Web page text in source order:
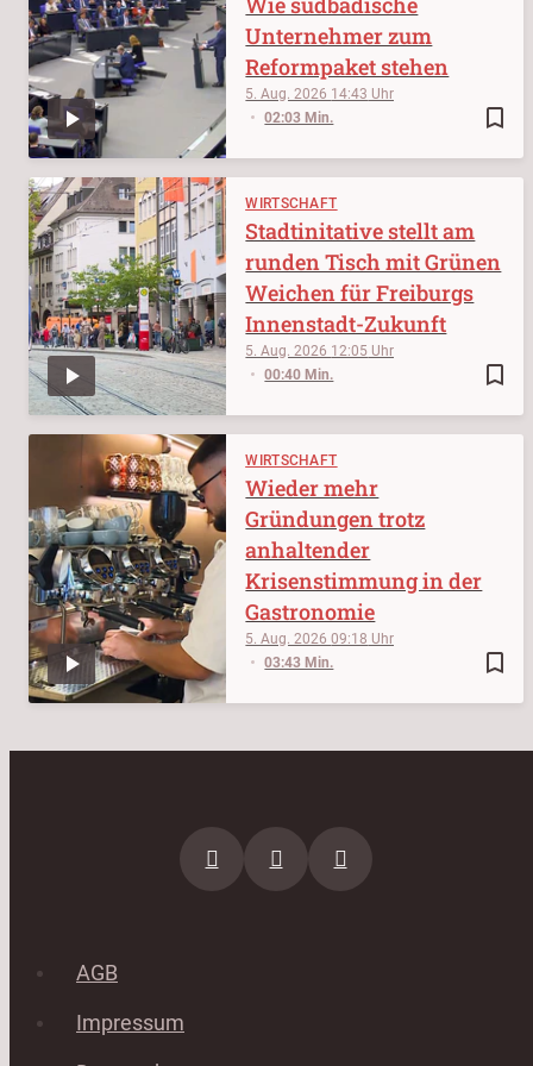
bookmark_border
5. Aug. 2026 14:43
02:03 Min.
Unternehmer zum
Reformpaket stehen
WIRTSCHAFT
bookmark_border
5. Aug. 2026 12:05
00:40 Min.
Stadtinitative stellt am
runden Tisch mit Grünen
Weichen für Freiburgs
Innenstadt-Zukunft
WIRTSCHAFT
bookmark_border
5. Aug. 202609:18
03:43 Min.
Wieder mehr
Gründungen trotz
anhaltender
Krisenstimmung in der
Gastronomie
AGB
Impressum